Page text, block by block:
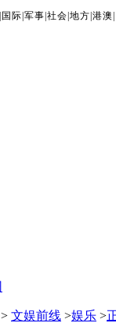
国际 |军事 |社会 |地方 |港澳
> 文娱前线 >娱乐 >